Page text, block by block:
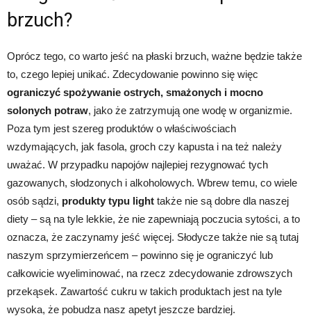
brzuch?
Oprócz tego, co warto jeść na płaski brzuch, ważne będzie także
to, czego lepiej unikać. Zdecydowanie powinno się więc
ograniczyć spożywanie ostrych, smażonych i mocno
solonych potraw, jako że zatrzymują one wodę w organizmie.
Poza tym jest szereg produktów o właściwościach
wzdymających, jak fasola, groch czy kapusta i na też należy
uważać. W przypadku napojów najlepiej rezygnować tych
gazowanych, słodzonych i alkoholowych. Wbrew temu, co wiele
osób sądzi, produkty typu light także nie są dobre dla naszej
diety – są na tyle lekkie, że nie zapewniają poczucia sytości, a to
oznacza, że zaczynamy jeść więcej. Słodycze także nie są tutaj
naszym sprzymierzeńcem – powinno się je ograniczyć lub
całkowicie wyeliminować, na rzecz zdecydowanie zdrowszych
przekąsek. Zawartość cukru w takich produktach jest na tyle
wysoka, że pobudza nasz apetyt jeszcze bardziej.